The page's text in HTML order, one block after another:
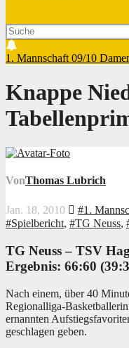
1. Mannschaft 09/10
Knappe
VonThomas Lubrich
Jan. 18, 2010 #1.
#Spielbericht, #TG Neuss,
TG Neuss – TSV
Ergebnis: 66:60
Nach einem, über 40
Regionalliga-
ernannten
geschlagen geben.